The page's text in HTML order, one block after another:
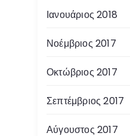
Ιανουάριος 2018
Νοέμβριος 2017
Οκτώβριος 2017
Σεπτέμβριος 2017
Αύγουστος 2017